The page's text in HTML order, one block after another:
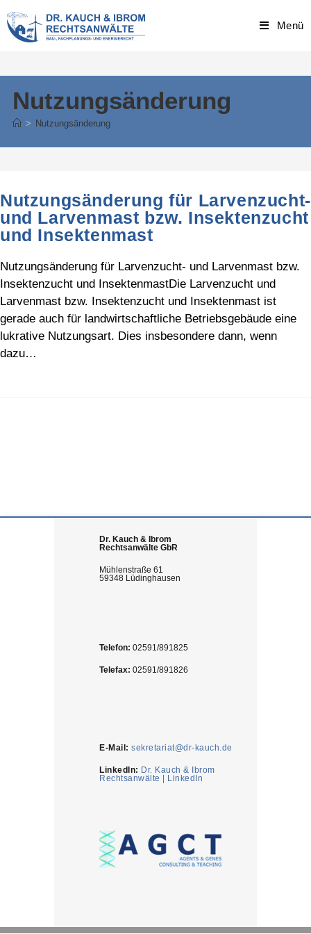
to
content
Menü
Nutzungsänderung
> Nutzungsänderung
Nutzungsänderung für Larvenzucht-
und Larvenmast bzw. Insektenzucht
und Insektenmast
Nutzungsänderung für Larvenzucht- und Larvenmast bzw.
Insektenzucht und InsektenmastDie Larvenzucht und
Larvenmast bzw. Insektenzucht und Insektenmast ist
gerade auch für landwirtschaftliche Betriebsgebäude eine
lukrative Nutzungsart. Dies insbesondere dann, wenn
dazu…
Dr. Kauch & Ibrom
Rechtsanwälte GbR
Mühlenstraße 61
59348 Lüdinghausen
Telefon: 02591/891825
Telefax: 02591/891826
E-Mail: sekretariat@dr-kauch.de
LinkedIn: Dr. Kauch & Ibrom
Rechtsanwälte | LinkedIn